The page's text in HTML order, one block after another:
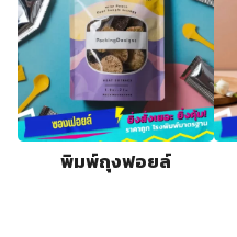
พิมพ์ถุงฟอยล์